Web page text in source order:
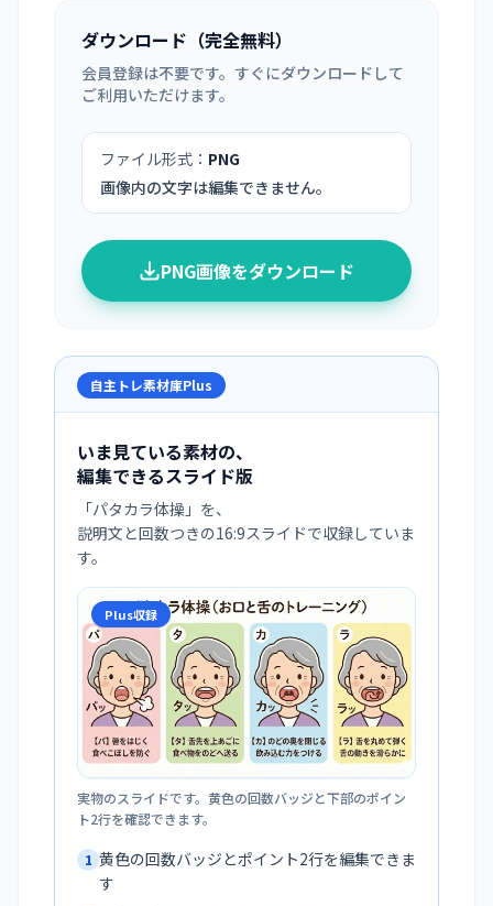
ダウンロード（完全無料）
会員登録は不要です。すぐにダウンロードして
ご利用いただけます。
ファイル形式： PNG
画像内の文字は編集できません。
PNG画像をダウンロード
自主トレ素材庫Plus
いま見ている素材の、
編集できるスライド版
「パタカラ体操 」を、
説明文と回数つきの16:9スライドで収録していま
す。
Plus収録
実物のスライドです。黄色の回数バッジと下部のポイン
ト2行を確認できます。
1 黄色の回数バッジとポイント2行を編集できま
す